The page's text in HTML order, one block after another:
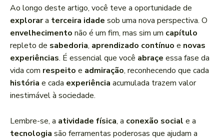
Ao longo deste artigo, você teve a oportunidade de
explorara terceira idade sob uma nova perspectiva. O
envelhecimento não é um fim, mas sim um capítulo
repleto de sabedoria, aprendizado contínuo e novas
experiências. É essencial que você abraçe essa fase da
vida com respeito e admiração, reconhecendo que cada
história e cada experiência acumulada trazem valor
inestimável à sociedade.
Lembre-se, a atividade física, a conexão social e a
tecnologia são ferramentas poderosas que ajudam a